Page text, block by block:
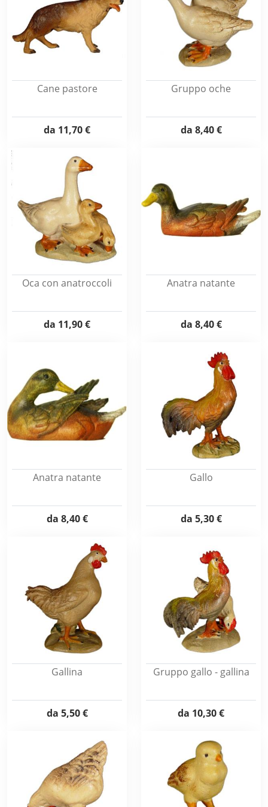
Cane pastore
da 11,70 €
Gruppo oche
da 8,40 €
Oca con anatroccoli
da 11,90 €
Anatra natante
da 8,40 €
Anatra natante
da 8,40 €
Gallo
da 5,30 €
Gallina
da 5,50 €
Gruppo gallo - gallina
da 10,30 €